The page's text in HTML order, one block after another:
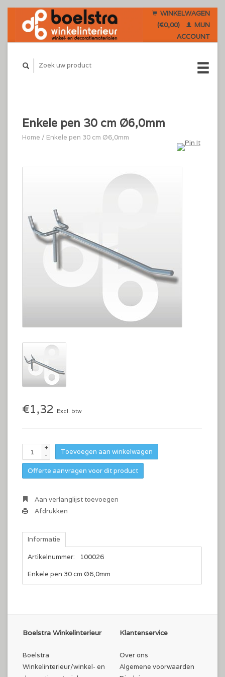
WINKELWAGEN
(€0,00)
MIJN
ACCOUNT
Enkele pen 30 cm Ø6,0mm
Home / Enkele pen 30 cm Ø6,0mm
€1,32 Excl. btw
+
-
Toevoegen aan winkelwagen
Offerte aanvragen voor dit product
Aan verlanglijst toevoegen
Afdrukken
Informatie
Artikelnummer:
100026
Enkele pen 30 cm Ø6,0mm
Boelstra Winkelinterieur
Boelstra
Winkelinterieur/winkel- en
Klantenservice
Over ons
Algemene voorwaarden